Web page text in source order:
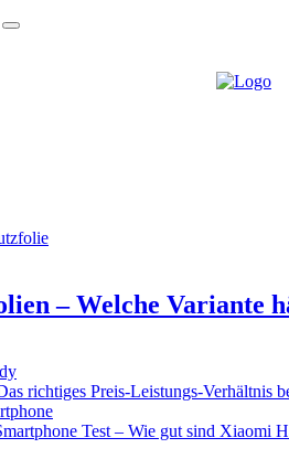
– Welche Variante
richtiges Preis-Leistungs-Verhältnis
Test – Wie gut sind Xiaomi